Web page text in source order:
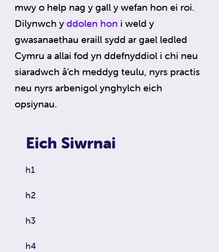
mwy o help nag y gall y wefan hon ei roi.
Dilynwch y ddolen hon i weld y
gwasanaethau eraill sydd ar gael ledled
Cymru a allai fod yn ddefnyddiol i chi neu
siaradwch â’ch meddyg teulu, nyrs practis
neu nyrs arbenigol ynghylch eich
opsiynau.
Eich Siwrnai
h1
h2
h3
h4